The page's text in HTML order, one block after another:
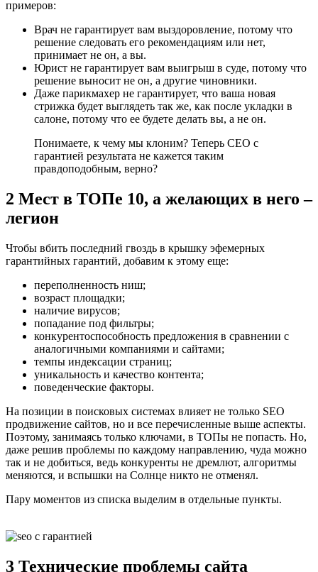
примеров:
Врач не гарантирует вам выздоровление, потому что
решение следовать его рекомендациям или нет,
принимает не он, а вы.
Юрист не гарантирует вам выигрыш в суде, потому что
решение выносит не он, а другие чиновники.
Даже парикмахер не гарантирует, что ваша новая
стрижка будет выглядеть так же, как после укладки в
салоне, потому что ее будете делать вы, а не он.
Понимаете, к чему мы клоним? Теперь CEO с
гарантией результата не кажется таким
правдоподобным, верно?
2 Мест в ТОПе 10, а желающих в него –
легион
Чтобы вбить последний гвоздь в крышку эфемерных
гарантийных гарантий, добавим к этому еще:
переполненность ниш;
возраст площадки;
наличие вирусов;
попадание под фильтры;
конкурентоспособность предложения в сравнении с
аналогичными компаниями и сайтами;
темпы индексации страниц;
уникальность и качество контента;
поведенческие факторы.
На позиции в поисковых системах влияет не только SEO
продвижение сайтов, но и все перечисленные выше аспекты.
Поэтому, занимаясь только ключами, в ТОПы не попасть. Но,
даже решив проблемы по каждому направлению, чуда можно
так и не добиться, ведь конкуренты не дремлют, алгоритмы
меняются, и вспышки на Солнце никто не отменял.
Пару моментов из списка выделим в отдельные пункты.
3 Технические проблемы сайта